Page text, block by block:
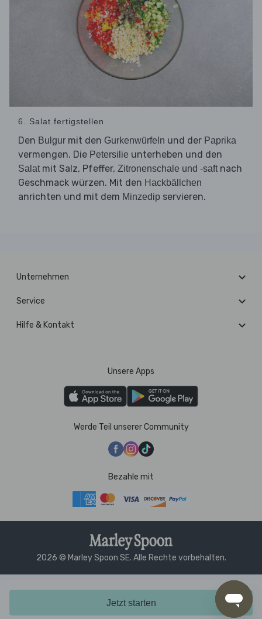
Jetzt starten
6. Salat fertigstellen
Den Bulgur mit den Gurkenwürfeln und der Paprika
vermengen. Die Petersilie unterheben und den
Salatmit Salz, Pfeffer, Zitronenschale und -saftnach
Geschmack würzen. Mit den Hackbällchen
anrichten und mit dem Minzedip servieren.
Unternehmen
Service
Hilfe & Kontakt
Unsere Apps
Werde Teil unserer Community
Bezahle mit
2026 © Marley Spoon SE. Alle Rechte vorbehalten.